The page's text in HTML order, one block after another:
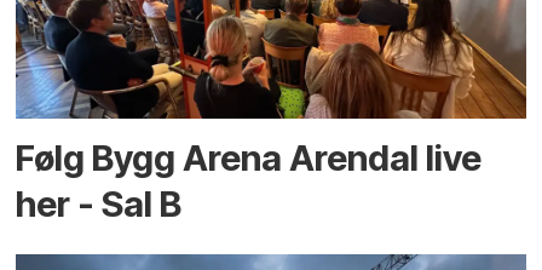
Følg Bygg Arena Arendal live
her - Sal B